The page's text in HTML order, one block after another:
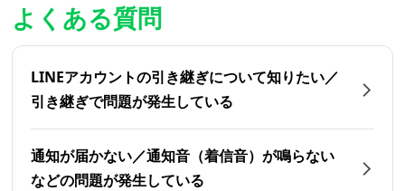
よくある質問
LINEアカウントの引き継ぎについて知りたい／
引き継ぎで問題が発生している
通知が届かない／通知音（着信音）が鳴らない
などの問題が発生している